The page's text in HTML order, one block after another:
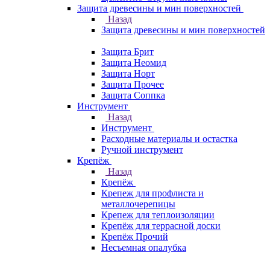
Защита древесины и мин поверхностей
Назад
Защита древесины и мин поверхностей
Защита Брит
Защита Неомид
Защита Норт
Защита Прочее
Защита Соппка
Инструмент
Назад
Инструмент
Расходные материалы и остастка
Ручной инструмент
Крепёж
Назад
Крепёж
Крепеж для профлиста и
металлочерепицы
Крепеж для теплоизоляции
Крепёж для террасной доски
Крепёж Прочий
Несъемная опалубка